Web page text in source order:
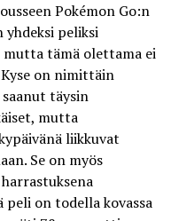
Pokémon Go:n
peliksi
tämä olettama ei
on nimittäin
täysin
mutta
liikkuvat
Se on myös
peli on todella kovassa